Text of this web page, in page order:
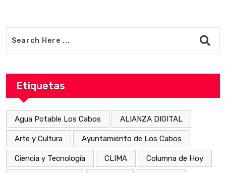
Etiquetas
Agua Potable Los Cabos ALIANZA DIGITAL
Arte y Cultura Ayuntamiento de Los Cabos
Ciencia y Tecnología CLIMA Columna de Hoy